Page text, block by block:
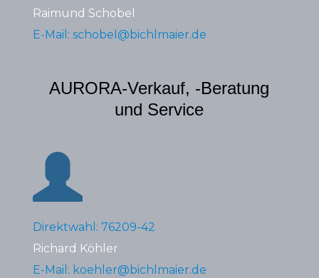
Raimund Schobel
E-Mail: schobel@bichlmaier.de
AURORA-Verkauf, -Beratung
und Service
Direktwahl: 76209-42
Richard Köhler
E-Mail: koehler@bichlmaier.de